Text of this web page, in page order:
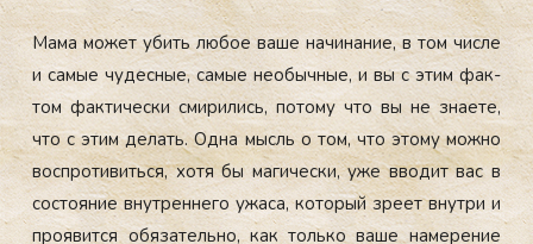
Ма­ма мо­жет убить лю­бое ва­ше на­чина­ние, в том чис­ле
и са­мые чу­дес­ные, са­мые не­обыч­ные, и вы с этим фак­
том фак­ти­чес­ки сми­рились, по­тому что вы не зна­ете,
что с этим де­лать. Од­на мысль о том, что это­му мож­но
вос­про­тивить­ся, хо­тя бы ма­гичес­ки, уже вво­дит вас в
сос­то­яние внут­ренне­го ужа­са, ко­торый зре­ет внут­ри и
про­явит­ся обя­затель­но, как толь­ко ва­ше на­мере­ние